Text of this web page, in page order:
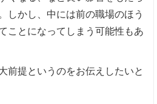
しかし、中には前の職場のほう
ことになってしまう可能性もあ
前提というのをお伝えしたいと